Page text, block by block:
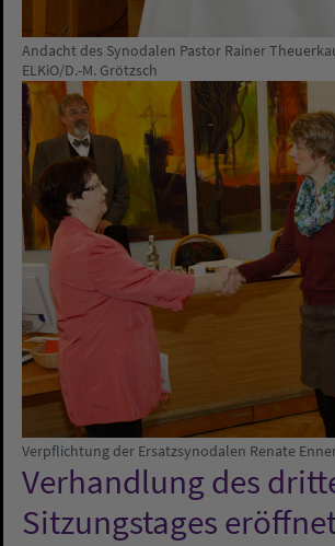
Andacht des Synodalen Pastor Rainer
ELKiO/D.-M. Grötzsch
Verpflichtung der Ersatzsynodalen Renate
Verhandlung des
Sitzungstages